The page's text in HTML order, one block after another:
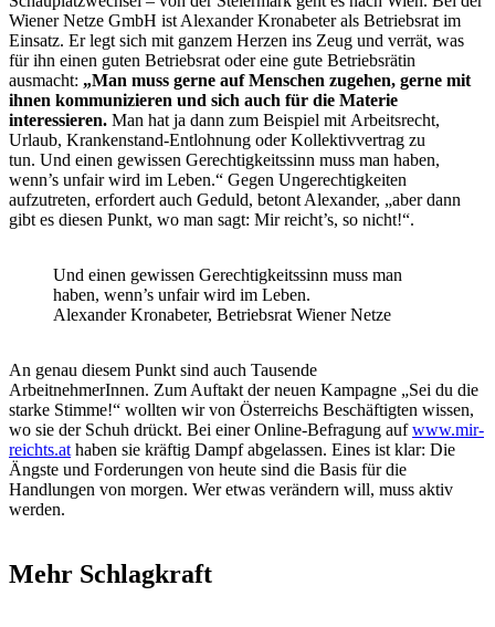
Wiener Netze GmbH ist Alexander Kronabeter als Betriebsrat im
Einsatz. Er legt sich mit ganzem Herzen ins Zeug und verrät, was
für ihn einen guten Betriebsrat oder eine gute Betriebsrätin
ausmacht: „Man muss gerne auf Menschen zugehen, gerne mit
ihnen kommunizieren und sich auch für die Materie
interessieren. Man hat ja dann zum Beispiel mit Arbeitsrecht,
Urlaub, Krankenstand-Entlohnung oder Kollektivvertrag zu
tun. Und einen gewissen Gerechtigkeitssinn muss man haben,
wenn’s unfair wird im Leben.“ Gegen Ungerechtigkeiten
aufzutreten, erfordert auch Geduld, betont Alexander, „aber dann
gibt es diesen Punkt, wo man sagt: Mir reicht’s, so nicht!“.
Und einen gewissen Gerechtigkeitssinn muss man
haben, wenn’s unfair wird im Leben.
Alexander Kronabeter, Betriebsrat Wiener Netze
An genau diesem Punkt sind auch Tausende
ArbeitnehmerInnen. Zum Auftakt der neuen Kampagne „Sei du die
starke Stimme!“ wollten wir von Österreichs Beschäftigten wissen,
wo sie der Schuh drückt. Bei einer Online-Befragung aufwww.mir-
reichts.at haben sie kräftig Dampf abgelassen. Eines ist klar: Die
Ängste und Forderungen von heute sind die Basis für die
Handlungen von morgen. Wer etwas verändern will, muss aktiv
werden.
Mehr Schlagkraft